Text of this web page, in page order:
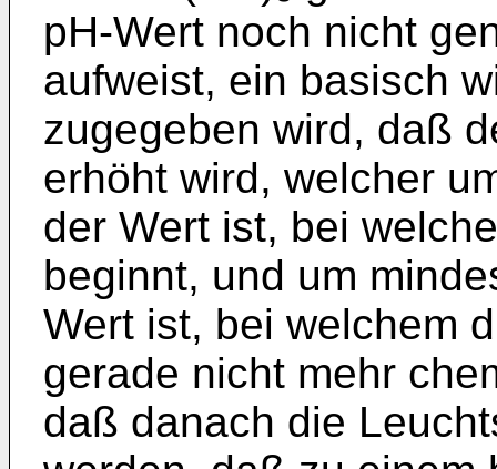
pH-Wert noch nicht
aufweist, ein basisch
zugegeben wird, daß
erhöht wird, welcher
der Wert ist, bei
beginnt, und um
Wert ist, bei welchem
gerade nicht mehr
daß danach die